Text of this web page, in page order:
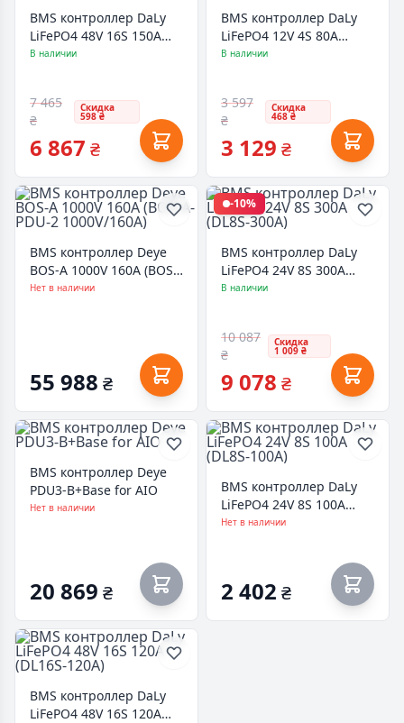
BMS контроллер DaLy
LiFePO4 48V 16S 150A
(SMDL16S-150A)
В наличии
7 465
₴
Скидка
598 ₴
6 867 ₴
BMS контроллер DaLy
LiFePO4 12V 4S 80A
Bluetooth (SMDL4S-80A)
В наличии
3 597
₴
Скидка
468 ₴
3 129 ₴
BMS контроллер Deye
BOS-A 1000V 160A (BOS-
A-PDU-2 1000V/160A)
Нет в наличии
55 988 ₴
-10%
BMS контроллер DaLy
LiFePO4 24V 8S 300A
(DL8S-300A)
В наличии
10 087
₴
Скидка
1 009 ₴
9 078 ₴
BMS контроллер Deye
PDU3-B+Base for AIO
Нет в наличии
20 869 ₴
BMS контроллер DaLy
LiFePO4 24V 8S 100A
(DL8S-100A)
Нет в наличии
2 402 ₴
BMS контроллер DaLy
LiFePO4 48V 16S 120A